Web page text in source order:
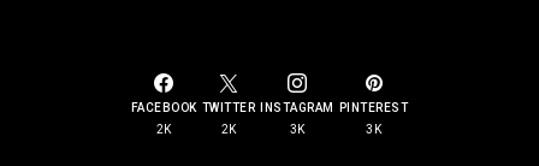
FACEBOOK
2K
TWITTER
2K
INSTAGRAM
3K
PINTEREST
3K